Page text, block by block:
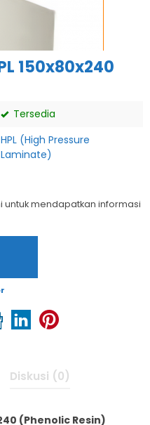
150x80x240
Tersedia
HPL (High Pressure
Laminate)
untuk mendapatkan informasi
Diskusi (0)
(Phenolic Resin)